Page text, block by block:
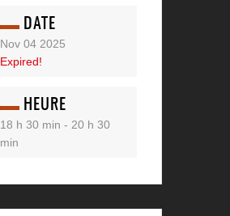
DATE
Nov 04 2025
Expired!
HEURE
18 h 30 min - 20 h 30
min